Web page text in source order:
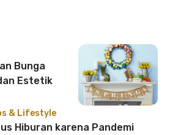
Bunga
Estetik
& Lifestyle
Hiburan karena Pandemi